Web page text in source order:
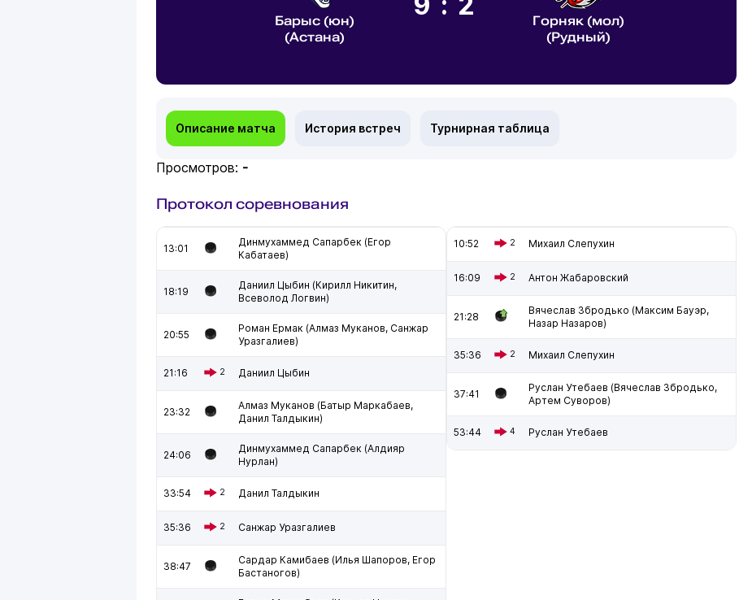
Барыс (юн)
(Астана)
Горняк (мол)
(Рудный)
Описание матча История встреч Турнирная таблица
Просмотров: -
Протокол соревнования
13:01
Динмухаммед Сапарбек (Егор
Кабатаев)
18:19
Даниил Цыбин (Кирилл Никитин,
Всеволод Логвин)
20:55
Роман Ермак (Алмаз Муканов, Санжар
Уразгалиев)
21:16 2 Даниил Цыбин
23:32
Алмаз Муканов (Батыр Маркабаев,
Данил Талдыкин)
24:06
Динмухаммед Сапарбек (Алдияр
Нурлан)
33:54 2 Данил Талдыкин
35:36 2 Санжар Уразгалиев
38:47
Сардар Камибаев (Илья Шапоров, Егор
Бастаногов)
10:52 2 Михаил Слепухин
16:09 2 Антон Жабаровский
21:28
Вячеслав Збродько (Максим Бауэр,
Назар Назаров)
35:36 2 Михаил Слепухин
37:41
Руслан Утебаев (Вячеслав Збродько,
Артем Суворов)
53:44 4 Руслан Утебаев